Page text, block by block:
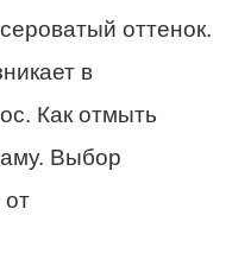
оттенок.
в
Как отмыть
Выбор
от